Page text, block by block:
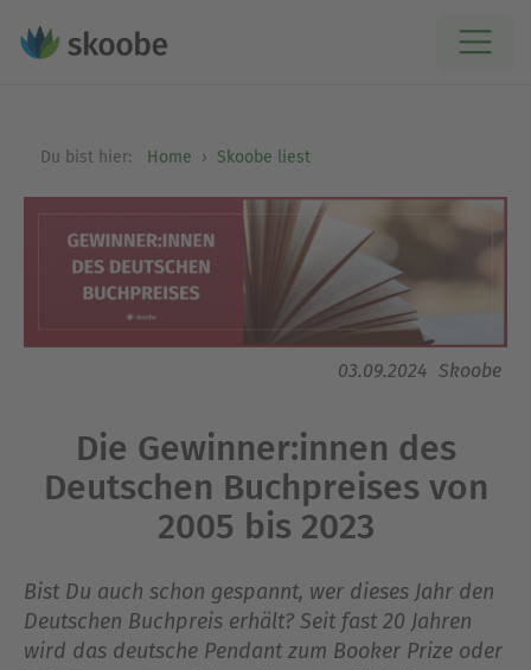
Du bist hier: Home Skoobe liest
03.09.2024 Skoobe
Die Gewinner:innen des
Deutschen Buchpreises von
2005 bis 2023
Bist Du auch schon gespannt, wer dieses Jahr den
Deutschen Buchpreis erhält? Seit fast 20 Jahren
wird das deutsche Pendant zum Booker Prize oder